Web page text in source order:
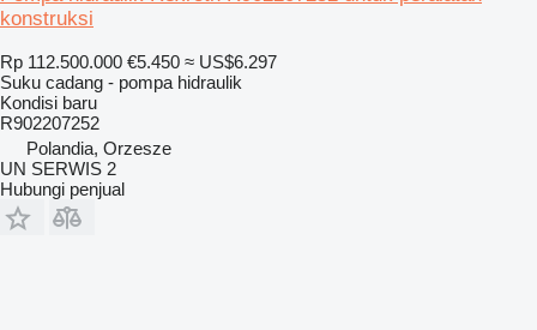
konstruksi
Rp 112.500.000 €5.450 ≈ US$6.297
Suku cadang - pompa hidraulik
Kondisi baru
R902207252
Polandia, Orzesze
UN SERWIS 2
Hubungi penjual